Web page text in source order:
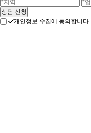
개인정보 수집에 동의합니다.